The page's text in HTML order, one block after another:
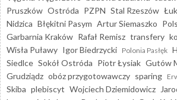
Pruszków Ostróda PZPN Stal Rzeszów
Nidzica Błękitni Pasym Artur Siemaszko
Garbarnia Kraków Rafał Remisz transfery
Wisła Puławy Igor Biedrzycki Polonia Pasłęk
Siedlce Sokół Ostróda Piotr Łysiak Gutów
Grudziądz obóz przygotowawczy sparing
Skiba plebiscyt Wojciech Dziemidowicz